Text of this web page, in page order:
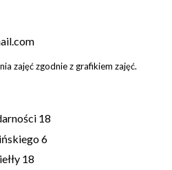
zajęć zgodnie z grafikiem zajęć.
18
6
18